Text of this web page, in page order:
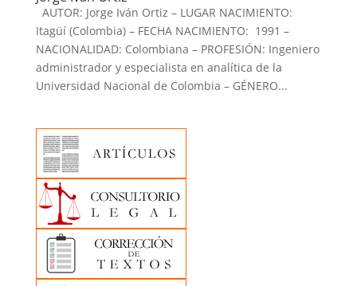
AUTOR: Jorge Iván Ortiz – LUGAR NACIMIENTO:
Itagüí (Colombia) – FECHA NACIMIENTO: 1991 –
NACIONALIDAD: Colombiana – PROFESIÓN: Ingeniero
administrador y especialista en analítica de la
Universidad Nacional de Colombia – GÉNERO...